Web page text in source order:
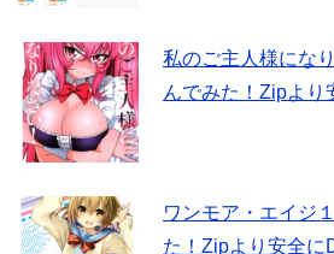
私のご主人様にな
んでみた！Zipより
ワンモア・エイジ
た！Zipより安全に